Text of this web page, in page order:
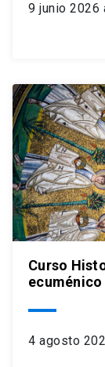
9 junio 2026
Curso
ecuménico
4 agosto